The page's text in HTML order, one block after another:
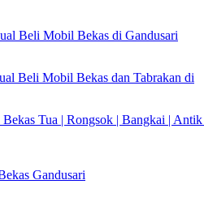
Beli Mobil Bekas di Gandusari
Beli Mobil Bekas dan Tabrakan di
Tua | Rongsok | Bangkai |
Gandusari